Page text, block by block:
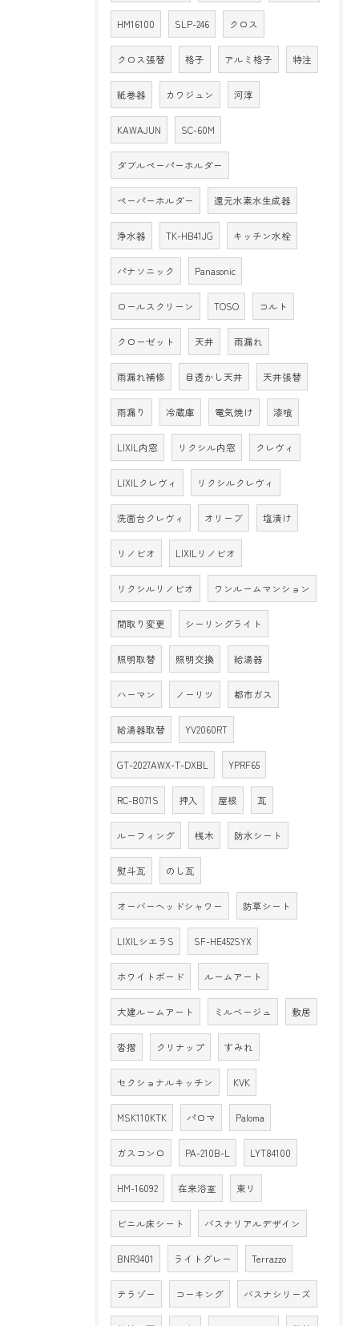
HM16100 SLP-246 クロス
クロス張替 格子 アルミ格子 特注
紙巻器 カワジュン 河淳
KAWAJUN SC-60M
ダブルペーパーホルダー
ペーパーホルダー 還元水素水生成器
浄水器 TK-HB41JG キッチン水栓
パナソニック Panasonic
ロールスクリーン TOSO コルト
クローゼット 天井 雨漏れ
雨漏れ補修 目透かし天井 天井張替
雨漏り 冷蔵庫 電気焼け 漆喰
LIXIL内窓 リクシル内窓 クレヴィ
LIXILクレヴィ リクシルクレヴィ
洗面台クレヴィ オリーブ 塩漬け
リノビオ LIXILリノビオ
リクシルリノビオ ワンルームマンション
間取り変更 シーリングライト
照明取替 照明交換 給湯器
ハーマン ノーリツ 都市ガス
給湯器取替 YV2060RT
GT-2027AWX-T-DXBL YPRF65
RC-B071S 押入 屋根 瓦
ルーフィング 桟木 防水シート
熨斗瓦 のし瓦
オーバーヘッドシャワー 防草シート
LIXILシエラS SF-HE452SYX
ホワイトボード ルームアート
大建ルームアート ミルベージュ 敷居
沓摺 クリナップ すみれ
セクショナルキッチン KVK
MSK110KTK パロマ Paloma
ガスコンロ PA-210B-L LYT84100
HM-16092 在来浴室 東リ
ビニル床シート バスナリアルデザイン
BNR3401 ライトグレー Terrazzo
テラゾー コーキング バスナシリーズ